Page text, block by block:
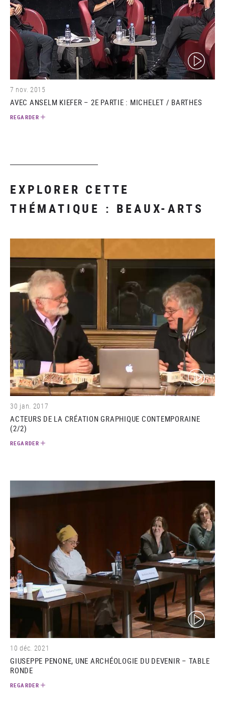
(video)
7 nov. 2015
AVEC ANSELM KIEFER – 2E PARTIE : MICHELET / BARTHES
REGARDER
EXPLORER CETTE
THÉMATIQUE : BEAUX-ARTS
(video)
30 jan. 2017
ACTEURS DE LA CRÉATION GRAPHIQUE CONTEMPORAINE
(2/2)
REGARDER
(video)
10 déc. 2021
GIUSEPPE PENONE, UNE ARCHÉOLOGIE DU DEVENIR – TABLE
RONDE
REGARDER